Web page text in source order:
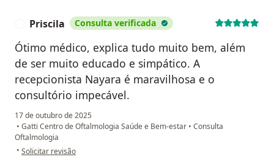
Priscila Consulta verificada
Ótimo médico, explica tudo muito bem, além
de ser muito educado e simpático. A
recepcionista Nayara é maravilhosa e o
consultório impecável.
17 de outubro de 2025
• Gatti Centro de Oftalmologia Saúde e Bem-estar • Consulta
Oftalmologia
• na opinião do utilizador Priscila
Solicitar revisão